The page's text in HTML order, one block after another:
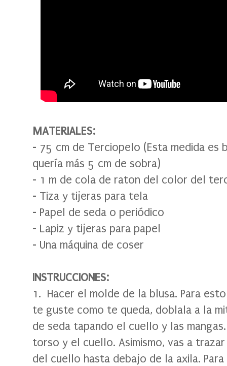
MATERIALES:
- 75 cm de Terciopelo (Esta medida es
quería más 5 cm de sobra)
- 1 m de cola de raton del color del
- Tiza y tijeras para tela
- Papel de seda o periódico
- Lapiz y tijeras para papel
- Una máquina de coser
INSTRUCCIONES:
1. Hacer el molde de la blusa. Para
te guste como te queda, doblala a la
de seda tapando el cuello y las
torso y el cuello. Asimismo, vas a
del cuello hasta debajo de la axila.